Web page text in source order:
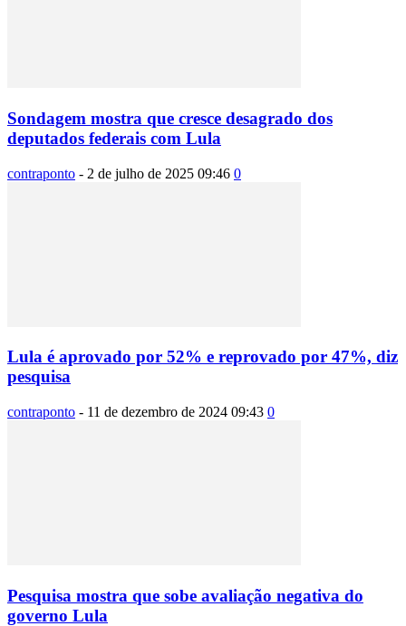
Sondagem mostra que cresce desagrado dos
deputados federais com Lula
contraponto - 2 de julho de 2025 09:46 0
Lula é aprovado por 52% e reprovado por 47%, diz
pesquisa
contraponto - 11 de dezembro de 2024 09:43 0
Pesquisa mostra que sobe avaliação negativa do
governo Lula